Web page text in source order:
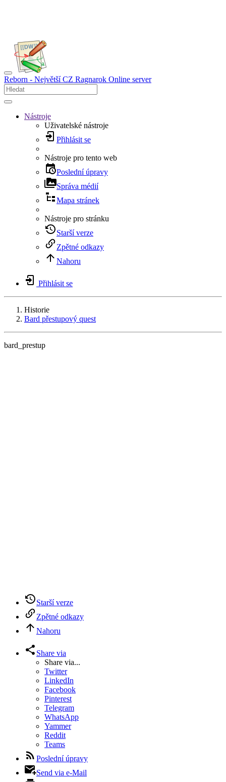
Reborn - Největší CZ Ragnarok Online server
Nástroje
Uživatelské nástroje
Přihlásit se
Nástroje pro tento web
Poslední úpravy
Správa médií
Mapa stránek
Nástroje pro stránku
Starší verze
Zpětné odkazy
Nahoru
Přihlásit se
Historie
Bard přestupový quest
bard_prestup
Starší verze
Zpětné odkazy
Nahoru
Share via
Share via...
Twitter
LinkedIn
Facebook
Pinterest
Telegram
WhatsApp
Yammer
Reddit
Teams
Poslední úpravy
Send via e-Mail